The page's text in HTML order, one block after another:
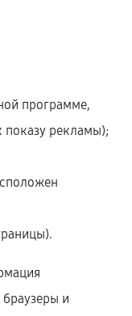
программе,
показу рекламы);
и